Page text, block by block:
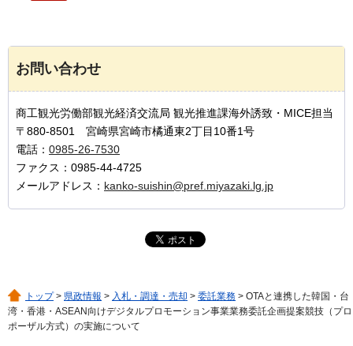
お問い合わせ
商工観光労働部観光経済交流局 観光推進課海外誘致・MICE担当
〒880-8501 宮崎県宮崎市橘通東2丁目10番1号
電話： 0985-26-7530
ファクス：0985-44-4725
メールアドレス： kanko-suishin@pref.miyazaki.lg.jp
トップ> 県政情報 > 入札・調達・売却 > 委託業務 > OTAと連携した韓国・台
湾・香港・ASEAN向けデジタルプロモーション事業業務委託企画提案競技（プロ
ポーザル方式）の実施について